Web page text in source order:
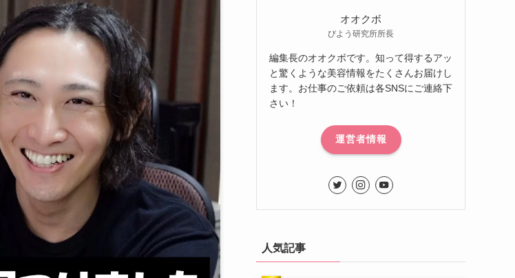
オオクボ
びよう研究所所長
編集長のオオクボです。知って得するアッ
と驚くような美容情報をたくさんお届けし
ます。お仕事のご依頼は各SNSにご連絡下
さい！
運営者情報
人気記事